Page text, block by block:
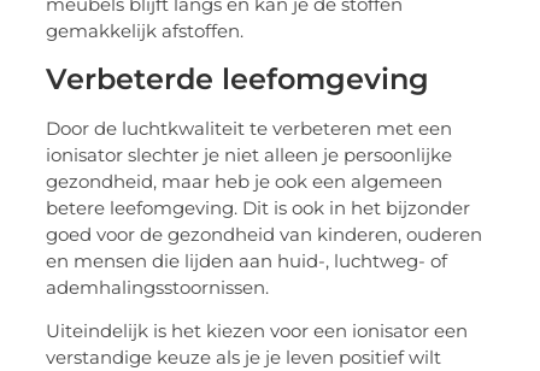
gemakkelijk afstoffen.
Verbeterde leefomgeving
Door de luchtkwaliteit te verbeteren met een
ionisator slechter je niet alleen je persoonlijke
gezondheid, maar heb je ook een algemeen
betere leefomgeving. Dit is ook in het bijzonder
goed voor de gezondheid van kinderen, ouderen
en mensen die lijden aan huid-, luchtweg- of
ademhalingsstoornissen.
Uiteindelijk is het kiezen voor een ionisator een
verstandige keuze als je je leven positief wilt